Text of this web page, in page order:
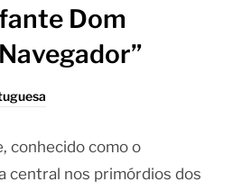
Dom
conhecido como o
central nos primórdios dos